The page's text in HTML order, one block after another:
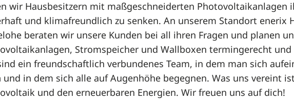
wir Hausbesitzern mit maßgeschneiderten Photovoltaikanlagen
und klimafreundlich zu senken. An unserem Standort enerix
beraten wir unsere Kunden bei all ihren Fragen und planen
Stromspeicher und Wallboxen termingerecht
ein freundschaftlich verbundenes Team, in dem man sich
und in dem sich alle auf Augenhöhe begegnen. Was uns vereint
und den erneuerbaren Energien. Wir freuen uns auf dich!